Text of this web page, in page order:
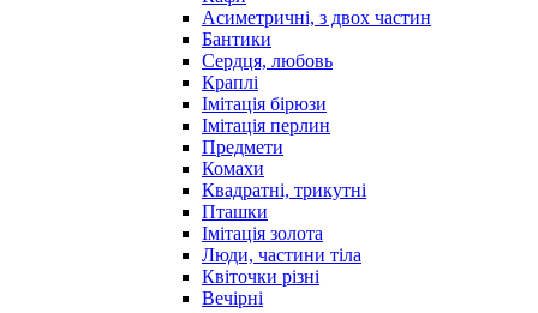
Асиметричні, з двох частин
Бантики
Сердця, любовь
Краплі
Імітація бірюзи
Імітація перлин
Предмети
Комахи
Квадратні, трикутні
Пташки
Імітація золота
Люди, частини тіла
Квіточки різні
Вечірні